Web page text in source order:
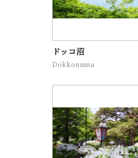
ドッコ沼
Dokkonuma